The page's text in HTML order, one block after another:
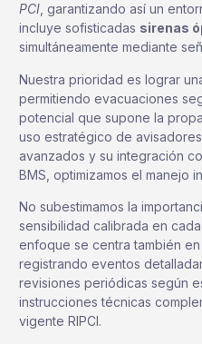
PCI, garantizando así un
incluye sofisticadas sirenas
simultáneamente mediante
Nuestra prioridad es lograr
permitiendo evacuaciones
potencial que supone la
uso estratégico de
avanzados y su integración
BMS, optimizamos el manejo
No subestimamos la
sensibilidad calibrada en
enfoque se centra también
registrando eventos
revisiones periódicas según
instrucciones técnicas
vigente RIPCI.